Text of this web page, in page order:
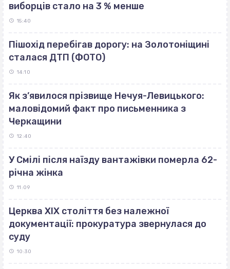
виборців стало на 3 % менше
15:40
Пішохід перебігав дорогу: на Золотоніщині
сталася ДТП (ФОТО)
14:10
Як з’явилося прізвище Нечуя-Левицького:
маловідомий факт про письменника з
Черкащини
12:40
У Смілі після наїзду вантажівки померла 62-
річна жінка
11:09
Церква ХІХ століття без належної
документації: прокуратура звернулася до
суду
10:30